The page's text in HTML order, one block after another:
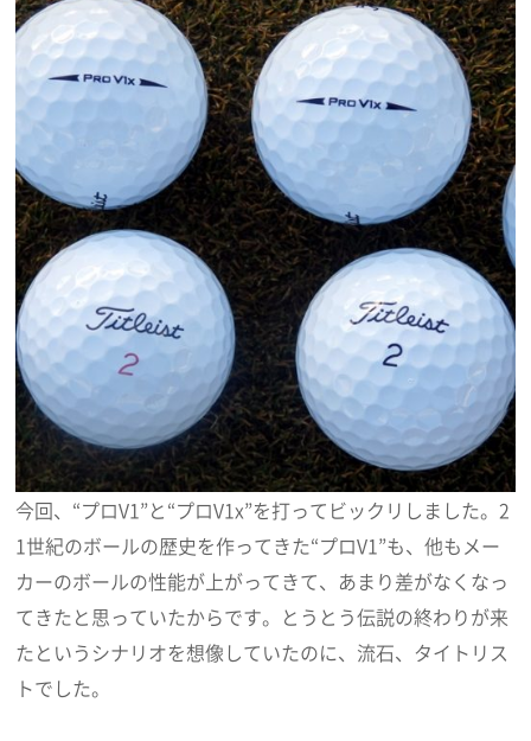
今回、“プロV1”と“プロV1x”を打ってビックリしました。2
1世紀のボールの歴史を作ってきた“プロV1”も、他もメー
カーのボールの性能が上がってきて、あまり差がなくなっ
てきたと思っていたからです。とうとう伝説の終わりが来
たというシナリオを想像していたのに、流石、タイトリス
トでした。